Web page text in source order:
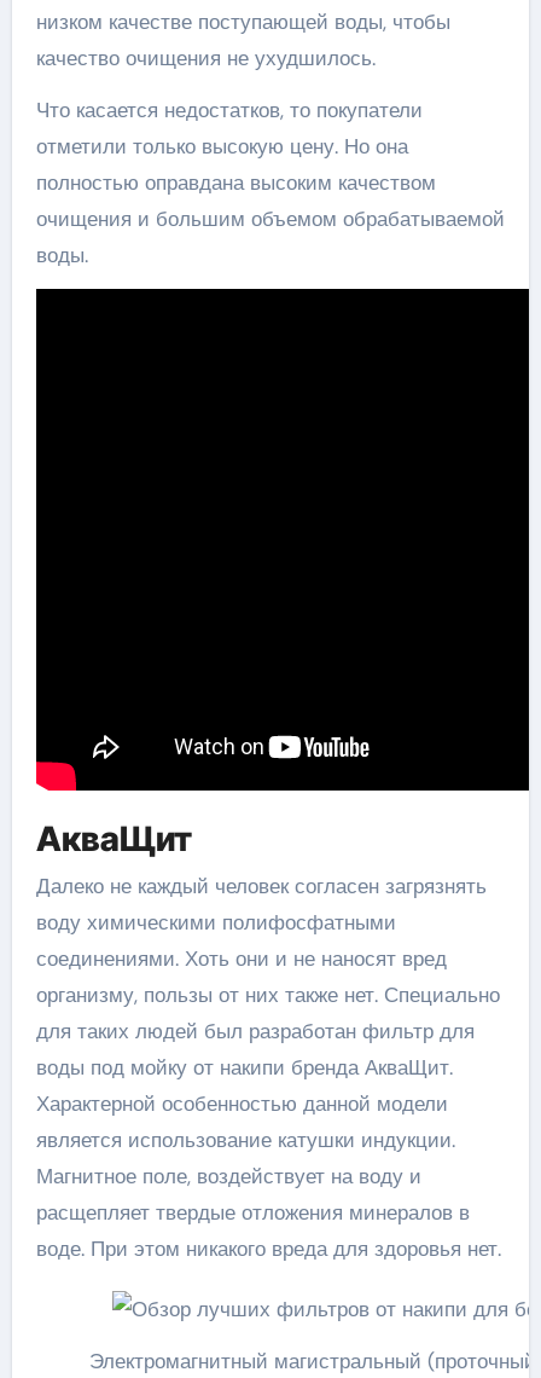
низком качестве поступающей воды, чтобы
качество очищения не ухудшилось.
Что касается недостатков, то покупатели
отметили только высокую цену. Но она
полностью оправдана высоким качеством
очищения и большим объемом обрабатываемой
воды.
АкваЩит
Далеко не каждый человек согласен загрязнять
воду химическими полифосфатными
соединениями. Хоть они и не наносят вред
организму, пользы от них также нет. Специально
для таких людей был разработан фильтр для
воды под мойку от накипи бренда АкваЩит.
Характерной особенностью данной модели
является использование катушки индукции.
Магнитное поле, воздействует на воду и
расщепляет твердые отложения минералов в
воде. При этом никакого вреда для здоровья нет.
Электромагнитный магистральный